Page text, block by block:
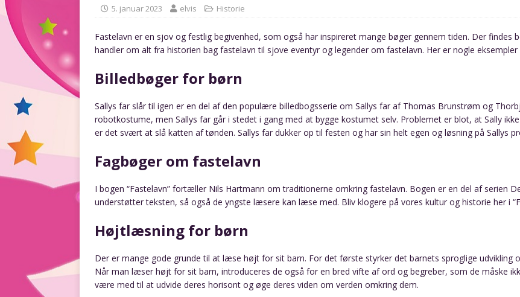
5. januar 2023 elvis Historie
Fastelavn er en sjov og festlig begivenhed, som også har inspireret mange bøger gennem tiden. Der
handler om alt fra historien bag fastelavn til sjove eventyr og legender om fastelavn. Her er nogle
Billedbøger for børn
Sallys far slår til igen er en del af den populære billedbogsserie om Sallys far af Thomas Brunstrøm og
robotkostume, men Sallys far går i stedet i gang med at bygge kostumet selv. Problemet er blot, at Sally
er det svært at slå katten af tønden. Sallys far dukker op til festen og har sin helt egen og løsning på Sallys
Fagbøger om fastelavn
I bogen “Fastelavn” fortæller Nils Hartmann om traditionerne omkring fastelavn. Bogen er en del af serien
understøtter teksten, så også de yngste læsere kan læse med. Bliv klogere på vores kultur og historie her i
Højtlæsning for børn
Der er mange gode grunde til at læse højt for sit barn. For det første styrker det barnets sproglige
Når man læser højt for sit barn, introduceres de også for en bred vifte af ord og begreber, som de måske
være med til at udvide deres horisont og øge deres viden om verden omkring dem.